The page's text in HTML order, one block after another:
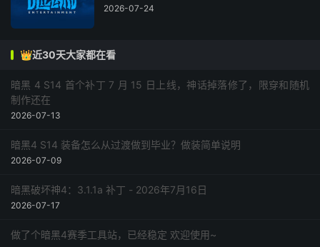
2026-07-24
👑近30天大家都在看
暗黑 4 S14 首个补丁 7 月 15 日上线，神话掉落修了，限穿和随机
制作还在
2026-07-13
暗黑4 S14 装备怎么从过渡做到毕业？做装简单说明
2026-07-09
暗黑破坏神4：3.1.1a 补丁 - 2026年7月16日
2026-07-17
做了个暗黑4赛季工具站，已经稳定 欢迎使用~